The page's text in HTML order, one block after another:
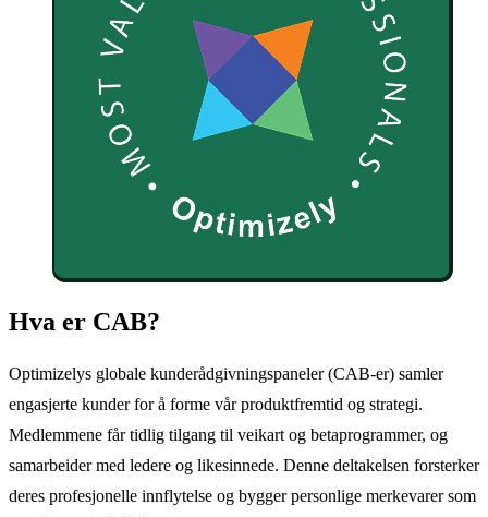
Hva er CAB?
Optimizelys globale kunderådgivningspaneler (CAB-er) samler
engasjerte kunder for å forme vår produktfremtid og strategi.
Medlemmene får tidlig tilgang til veikart og betaprogrammer, og
samarbeider med ledere og likesinnede. Denne deltakelsen forsterker
deres profesjonelle innflytelse og bygger personlige merkevarer som